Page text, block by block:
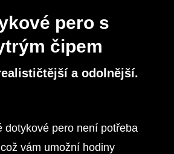
pero s
čipem
a odolnější.
dotykové pero není potřeba
vám umožní hodiny